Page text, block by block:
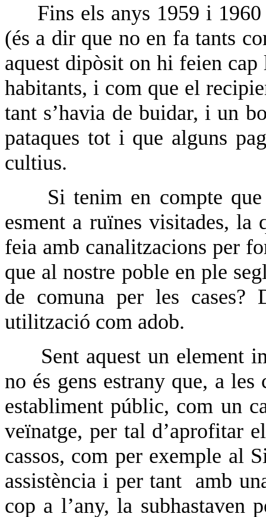
Fins els anys 1959 i
(és a dir que no en fa tants
aquest dipòsit on hi feien cap
habitants, i com que el
tant s’havia de buidar, i un
pataques tot i que alguns
cultius.
Si tenim en compte
esment a ruïnes visitades, la
feia amb canalitzacions per
que al nostre poble en ple
de comuna per les cases?
utilització com adob.
Sent aquest un element
no és gens estrany que, a
establiment públic, com un
veïnatge, per tal d’aprofitar
cassos, com per exemple al
assistència i per tant amb
cop a l’any, la subhastaven